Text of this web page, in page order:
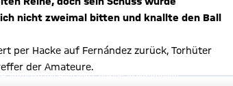
nicht zweimal bitten und knallte den Ball
per Hacke auf Fernández zurück, Torhüter
der Amateure.
Adresse) mit Hilfe von Cookies zu verarbeiten.